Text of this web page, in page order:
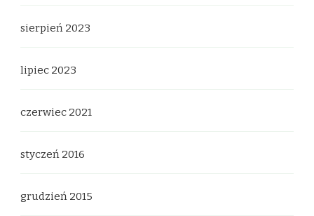
sierpień 2023
lipiec 2023
czerwiec 2021
styczeń 2016
grudzień 2015